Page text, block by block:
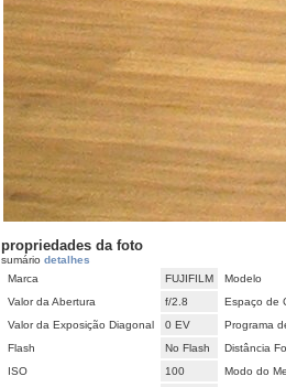
propriedades da foto
sumário detalhes
Marca
FUJIFILM
Modelo
Valor da Abertura
f/2.8
Espaço de
Valor da Exposição Diagonal
0 EV
Programa
Flash
No Flash
Distância
ISO
100
Modo do